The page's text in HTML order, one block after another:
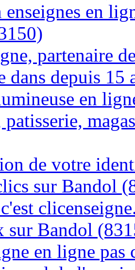
enseignes en
partenaire
dans depuis
en
de votre
sur Bandol
sur Bandol
en ligne